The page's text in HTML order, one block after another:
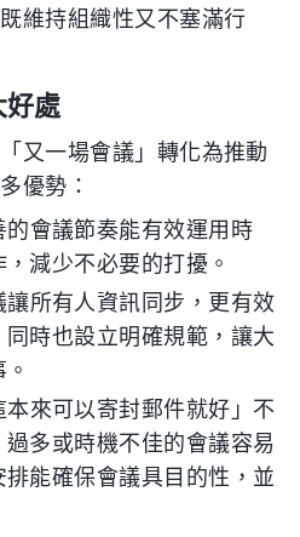
維持組織性又不塞滿行
好處
又一場會議」轉化為推動
優勢：
的會議節奏能有效運用時
減少不必要的打擾。
讓所有人資訊同步，更有效
時也設立明確規範，讓大
本來可以寄封郵件就好」不
多或時機不佳的會議容易
能確保會議具目的性，並